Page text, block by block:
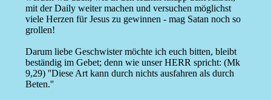
mit der Daily weiter machen und versuchen möglichst
viele Herzen für Jesus zu gewinnen - mag Satan noch so
grollen!
Darum liebe Geschwister möchte ich euch bitten, bleibt
beständig im Gebet; denn wie unser HERR spricht: (Mk
9,29) ''Diese Art kann durch nichts ausfahren als durch
Beten.''